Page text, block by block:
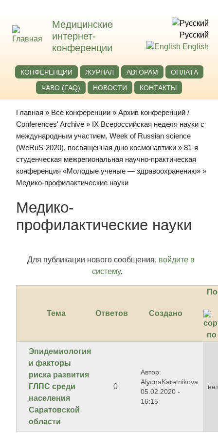
Медицинские
интернет-
конференции
Русский
English
КОНФЕРЕНЦИИ ЖУРНАЛ АВТОРАМ
ОПЛАТА
ЧАВО (FAQ)
НОВОСТИ КОНТАКТЫ
Главная » Все конференции »Архив конференций /
Conferences' Archive » IХ Всероссийская неделя науки с
международным участием, Week of Russian science
(WeRuS-2020), посвященная дню космонавтики »81-я
студенческая межрегиональная научно-практическая
конференция «Молодые ученые — здравоохранению» »
Медико-профилактические науки
Медико-
профилактические науки
Для публикации нового сообщения, войдите в
систему.
Тема Ответов Создано
Эпидемиология
и факторы
риска развития
ГЛПС среди
населения
Саратовской
области
0
Автор:
AlyonaKaretnikova
05.02.2020 -
16:15